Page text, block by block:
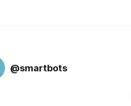
@smartbots